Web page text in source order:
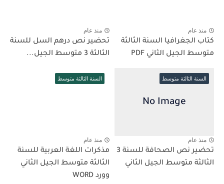
منذ عام
كتاب الجغرافيا السنة الثالثة
متوسط الجيل الثاني PDF
منذ عام
تحضير نص درهم السل للسنة
الثالثة 3 متوسط الجيل...
السنة الثالثة متوسط
منذ عام
تحضير نص الصحافة للسنة 3
الثالثة متوسط الجيل الثاني
السنة الثالثة متوسط
منذ عام
مذكرات اللغة العربية للسنة
الثالثة متوسط الجيل الثاني
وورد WORD